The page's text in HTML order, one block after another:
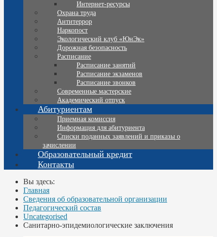
Интернет-ресурсы
Охрана труда
Антитеррор
Наркопост
Экологический клуб «ЮнЭк»
Дорожная безопасность
Расписание
Расписание занятий
Расписание экзаменов
Расписание звонков
Современные мастерские
Академический отпуск
Абитуриентам
Приемная комиссия
Информация для абитуриента
Списки поданных заявлений и приказы о
зачислении
Образовательный кредит
Контакты
Вы здесь:
Главная
Сведения об образовательной организации
Педагогический состав
Uncategorised
Санитарно-эпидемиологические заключения